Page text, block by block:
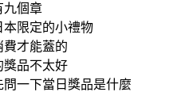
九個章
本限定的小禮物
費才能蓋的
獎品不太好
一下當日獎品是什麼